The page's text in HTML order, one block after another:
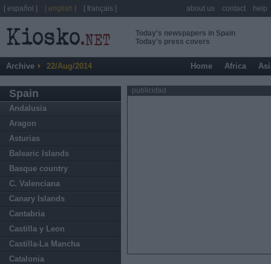
Today's newspapers in Spain
Today's press covers
Archive 22/Aug/2014 Home Africa
Spain
Andalusia
Aragon
Asturias
Balearic Islands
Basque country
C. Valenciana
Canary Islands
Cantabria
Castilla y Leon
Castilla-La Mancha
Catalonia
publicidad
[ español ] [ english ] [ français ] about us contact help